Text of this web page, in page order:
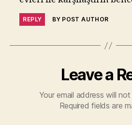
REPLY BY POST AUTHOR
Leave a
Your email address will
Required fields are